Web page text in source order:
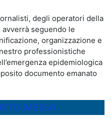
degli operatori della
seguendo le
organizzazione e
professionistiche
epidemiologica
documento emanato
MEDIA